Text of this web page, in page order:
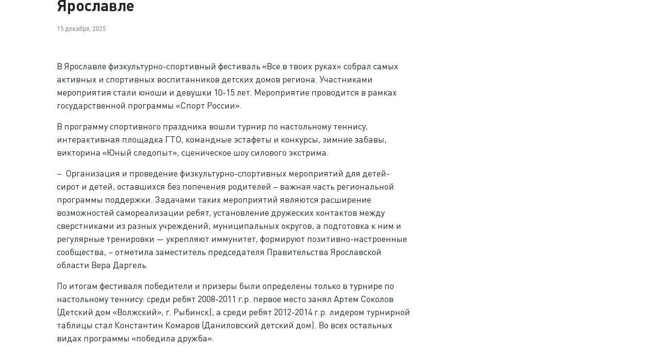
Ярославле
15 декабря, 2025
В Ярославле физкультурно-спортивный фестиваль «Все в твоих руках» собрал самых
активных и спортивных воспитанников детских домов региона. Участниками
мероприятия стали юноши и девушки 10-15 лет. Мероприятие проводится в рамках
государственной программы «Спорт России».
В программу спортивного праздника вошли турнир по настольному теннису,
интерактивная площадка ГТО, командные эстафеты и конкурсы, зимние забавы,
викторина «Юный следопыт», сценическое шоу силового экстрима.
– Организация и проведение физкультурно-спортивных мероприятий для детей-
сирот и детей, оставшихся без попечения родителей – важная часть региональной
программы поддержки. Задачами таких мероприятий являются расширение
возможностей самореализации ребят, установление дружеских контактов между
сверстниками из разных учреждений, муниципальных округов, а подготовка к ним и
регулярные тренировки — укрепляют иммунитет, формируют позитивно-настроенные
сообщества, – отметила заместитель председателя Правительства Ярославской
области Вера Даргель.
По итогам фестиваля победители и призеры были определены только в турнире по
настольному теннису: среди ребят 2008-2011 г.р. первое место занял Артем Соколов
(Детский дом «Волжский», г. Рыбинск), а среди ребят 2012-2014 г.р. лидером турнирной
таблицы стал Константин Комаров (Даниловский детский дом). Во всех остальных
видах программы «победила дружба».